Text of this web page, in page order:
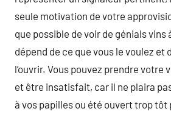
seule motivation de votre
que possible de voir de génials vins
dépend de ce que vous le voulez et
l’ouvrir. Vous pouvez prendre votre
et être insatisfait, car il ne plaira
à vos papilles ou été ouvert trop tôt